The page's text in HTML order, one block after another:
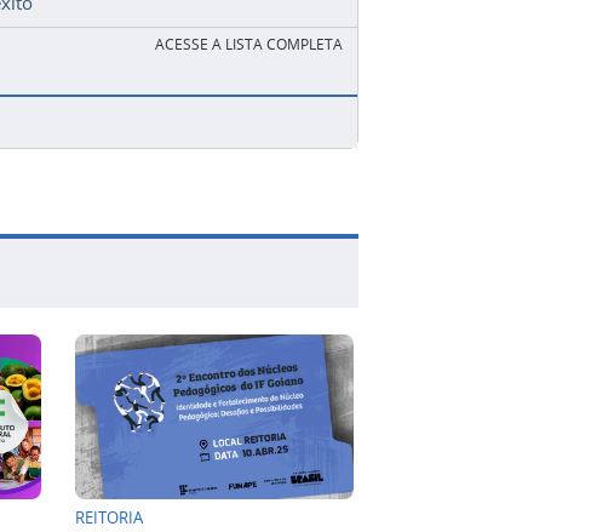
ACESSE A LISTA COMPLETA
REITORIA